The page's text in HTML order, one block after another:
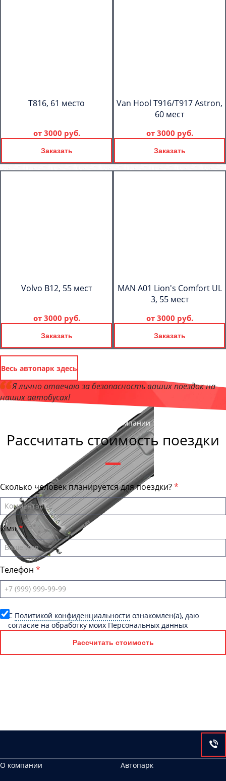
T816, 61 место
от 3000 руб.
Заказать
Van Hool T916/T917 Astron,
60 мест
от 3000 руб.
Заказать
Volvo B12, 55 мест
от 3000 руб.
Заказать
MAN A01 Lion's Comfort UL
3, 55 мест
от 3000 руб.
Заказать
Весь автопарк здесь
Я лично отвечаю за безопасность ваших поездок на
наших автобусах!
, директор компании "АстраханьБас"
Рассчитать стоимость поездки
Сколько человек планируется для поездки?
Имя
Телефон
C Политикой конфиденциальности ознакомлен(а), даю
согласие на обработку моих Персональных данных
Рассчитать стоимость
О компании
Автопарк